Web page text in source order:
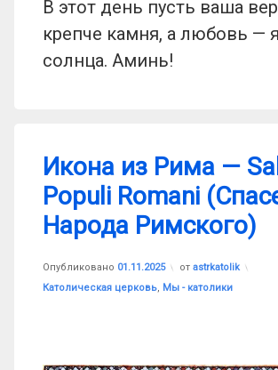
В этот день пусть ваша
крепче камня, а любовь —
солнца. Аминь!
Икона из Рима —
Populi Romani
Народа Римского)
Опубликовано 01.11.2025
Обновлено на
от astrkatolik
Рубрики:
Католическая церковь, Мы - католики